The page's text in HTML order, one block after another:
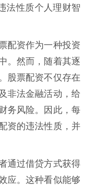
法性质个人理财智
配资作为一种投资
。然而，随着其逐
股票配资不仅存在
非法金融活动，给
务风险。因此，每
资的违法性质，并
通过借贷方式获得
应。这种看似能够